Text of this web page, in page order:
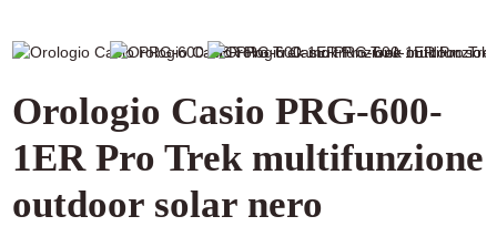
Orologio Casio PRG-600-
1ER Pro Trek multifunzione
outdoor solar nero